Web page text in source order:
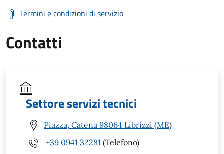
Termini e condizioni di servizio
Contatti
Settore servizi tecnici
Piazza, Catena 98064 Librizzi (ME)
+39 0941 32281 (Telefono)